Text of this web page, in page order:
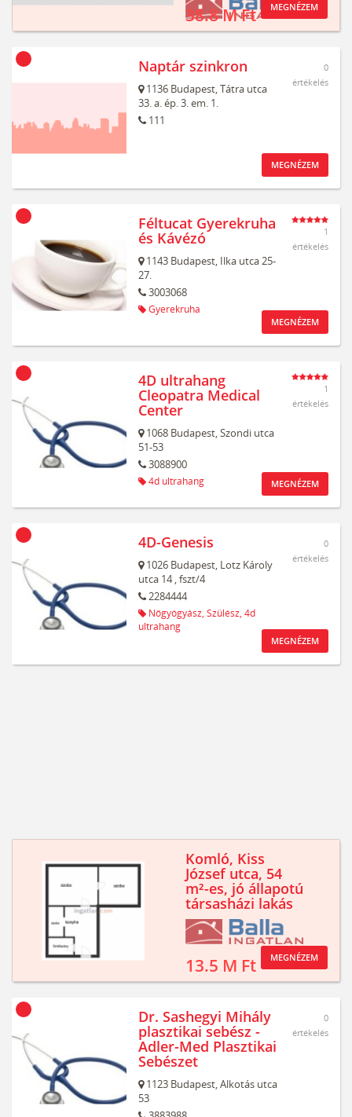
38.8 M Ft MEGNÉZEM
Naptár szinkron
1136 Budapest,Tátra utca
33. a. ép. 3. em. 1.
111
0
értékelés
MEGNÉZEM
Féltucat Gyerekruha
és Kávézó
1143 Budapest, Ilka utca 25-
27.
3003068
Gyerekruha
1
értékelés
MEGNÉZEM
4D ultrahang
Cleopatra Medical
Center
1068 Budapest,Szondi utca
51-53
3088900
4d ultrahang
1
értékelés
MEGNÉZEM
4D-Genesis
1026 Budapest, Lotz Károly
utca 14, fszt/4
2284444
Nőgyógyász, Szülész, 4d
ultrahang
0
értékelés
MEGNÉZEM
Komló, Kiss
József utca, 54
m²-es, jó állapotú
társasházi lakás
13.5 M Ft MEGNÉZEM
Dr. Sashegyi Mihály
plasztikai sebész -
Adler-Med Plasztikai
Sebészet
1123 Budapest,Alkotás utca
53
0
értékelés